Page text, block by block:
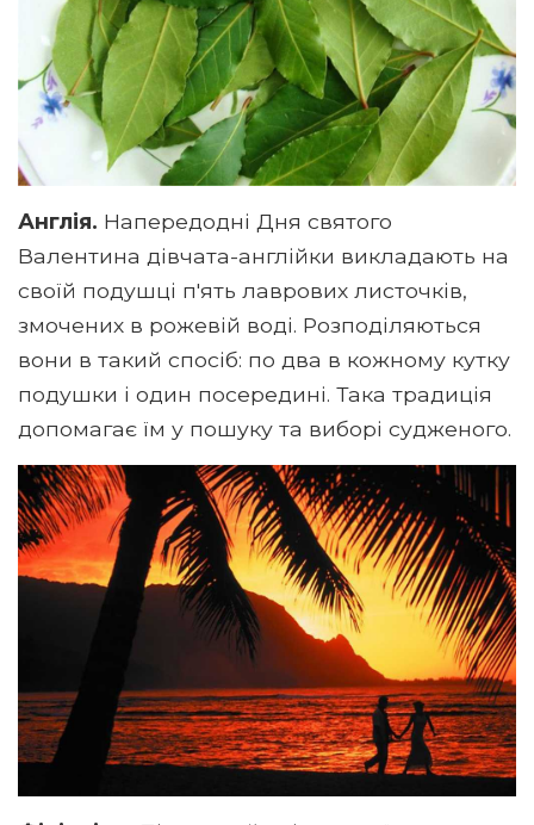
Англія. Напередодні Дня святого
Валентина дівчата-англійки викладають на
своїй подушці п'ять лаврових листочків,
змочених в рожевій воді. Розподіляються
вони в такий спосіб: по два в кожному кутку
подушки і один посередині. Така традиція
допомагає їм у пошуку та виборі судженого.